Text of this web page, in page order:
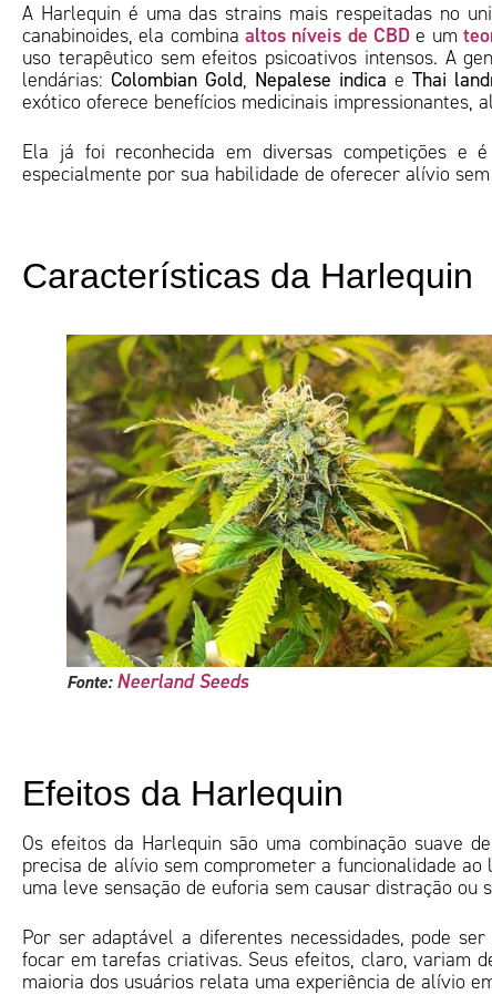
A Harlequin é uma das strains mais respeitadas no
canabinoides, ela combinaaltos níveis de CBD e um
uso terapêutico sem efeitos psicoativos intensos. A
lendárias:Colombian Gold, Nepalese indica eThai
exótico oferece benefícios medicinais impressionantes,
Ela já foi reconhecida em diversas competições e
especialmente por sua habilidade de oferecer alívio
Características da Harlequin
Fonte: Neerland Seeds
Efeitos da Harlequin
Os efeitos da Harlequin são uma combinação suave
precisa de alívio sem comprometer a funcionalidade
uma leve sensação de euforia sem causar distração ou
Por ser adaptável a diferentes necessidades, pode
focar em tarefas criativas. Seus efeitos, claro, variam
maioria dos usuários relata uma experiência de alívio